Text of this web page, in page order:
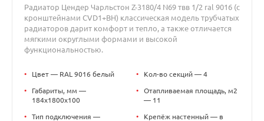
Радиатор Цендер Чарльстон Z-3180/4 N69 твв 1/2 ral 9016 (с
кронштейнами CVD1+BH) классическая модель трубчатых
радиаторов дарит комфорт и тепло, а также отличается
мягкими округлыми формами и высокой
функциональностью.
• Цвет — RAL 9016 белый
•
Габариты, мм —
184x1800x100
•
Тип подключения —
• Кол-во секций — 4
•
Отапливаемая площадь, м2
— 11
•
Крепёж настенный — в